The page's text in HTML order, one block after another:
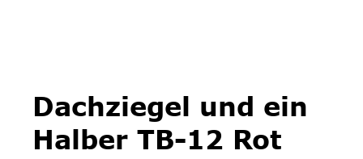
Dachziegel und ein
Halber TB-12 Rot